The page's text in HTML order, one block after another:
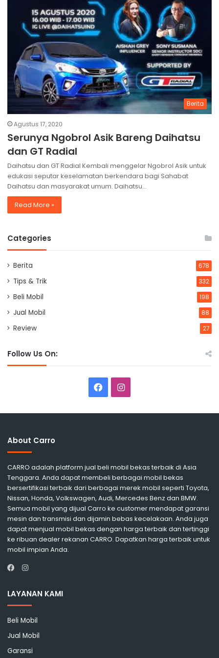
Berita
Agustus 17, 2020
Serunya Ngobrol Asik Bareng Daihatsu
dan GT Radial
Daihatsu dan GT Radial Kembali menggelar Ngobrol Asik untuk
edukasi seputar keselamatan berkendara bagi Sahabat
Daihatsu dan masyarakat umum. Daihatsu…
Read More »
Categories
Berita 678
Tips & Trik 332
Beli Mobil 198
Jual Mobil 88
Review 27
Follow Us On:
FacebookInstagram
About Carro
CARRO adalah platform jual beli mobil bekas terbaik di Asia
Tenggara. Anda dapat membeli berbagai mobil bekas
bersertifikasi terbaik dari berbagai merek mobil seperti Toyota,
Nissan, Honda, Volkswagen, Audi, Mercedes Benz dan BMW.
Semua mobil yang dijual Carro ke customer mendapat garansi
mesin dan transmisi dan dijamin bebas kecelakaan. Anda juga
dapat menjual mobil bekas dengan harga terbaik dan tertinggi
ke ribuan dealer rekanan CARRO. Dapatkan harga terbaik untuk
mobil impian Anda.
Instagram
LAYANAN KAMI
Beli Mobil
Jual Mobil
Garansi